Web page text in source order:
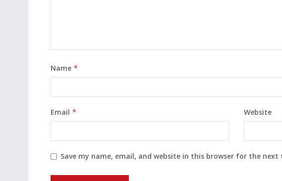
Name *
Email * Website
Save my name, email, and website in this browser for the